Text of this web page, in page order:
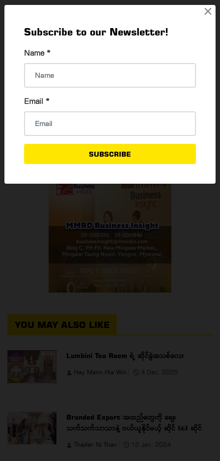
×
Subscribe to our Newsletter!
Name *
Email *
SUBSCRIBE
ကို ဈေးသက်သက်သာသာနဲ့ ဝယ်ယူနိုင်မယ့် ဆိုင် (၈)
READ MORE
YOU MAY ALSO LIKE
Lumbini Tea Room ရဲ့ ဆိုင်ခွဲအသစ်လေး
Hay Mann Hla Win 4 Dec, 2025
Branded Export အထည်တွေကို စျေး
သက်သက်သာသာနဲ့ ဝယ်ယူနိုင်မယ့် ဆိုင် (၈) ဆိုင်
Thadar Ni Than 12 Jan, 2024